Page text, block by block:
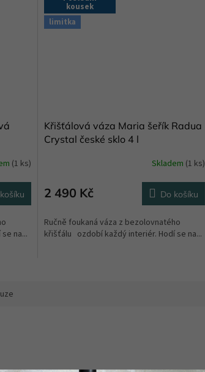
(1 ks)
na...
kousek
limitka
Křišťálová váza Maria šeřík Radua
Crystal české sklo 4 l
Skladem (1 ks)
2 490 Kč Do košíku
Ručně foukaná váza z bezolovnatého
křišťálu ozdobí každý interiér. Hodí se na...